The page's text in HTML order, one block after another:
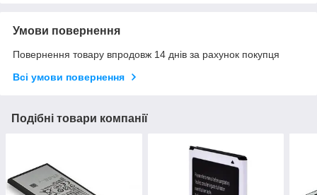
Умови повернення
Повернення товару впродовж 14 днів за рахунок покупця
Всі умови повернення
Подібні товари компанії